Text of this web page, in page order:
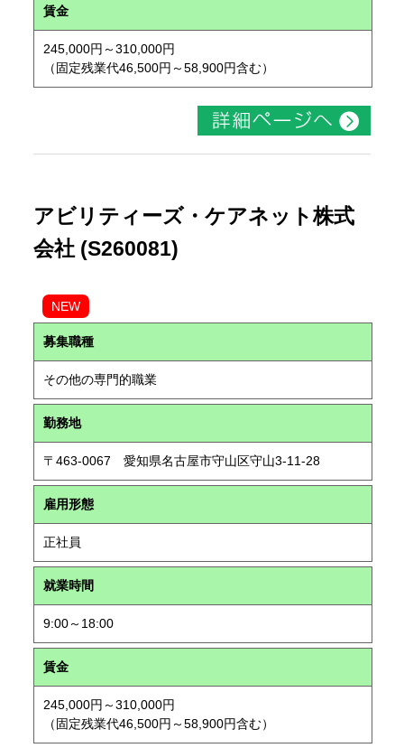
賃金
245,000円～310,000円
（固定残業代46,500円～58,900円含む）
アビリティーズ・ケアネット株式
会社 (S260081)
NEW
募集職種
その他の専門的職業
勤務地
〒463-0067 愛知県名古屋市守山区守山3-11-28
雇用形態
正社員
就業時間
9:00～18:00
賃金
245,000円～310,000円
（固定残業代46,500円～58,900円含む）